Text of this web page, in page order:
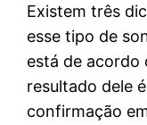
Existem três
esse tipo de
está de acordo
resultado dele
confirmação